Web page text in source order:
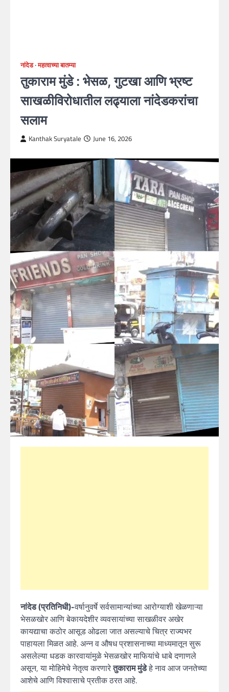
नांदेड महत्वाच्या बातम्या
तुकाराम मुंडे : भेसळ, गुटखा आणि भ्रष्ट
साखळीविरोधातील लढ्याला नांदेडकरांचा
सलाम
Kanthak Suryatale June 16, 2026
नांदेड (प्रतिनिधी)-वर्षानुवर्षे सर्वसामान्यांच्या आरोग्याशी खेळणाऱ्या
भेसळखोर आणि बेकायदेशीर व्यवसायांच्या साखळीवर अखेर
कायद्याचा कठोर आसूड ओढला जात असल्याचे चित्र राज्यभर
पाहायला मिळत आहे. अन्न व औषध प्रशासनाच्या माध्यमातून सुरू
असलेल्या धडक कारवायांमुळे भेसळखोर माफियांचे धाबे दणाणले
असून, या मोहिमेचे नेतृत्व करणारेतुकाराम मुंडेहे नाव आज जनतेच्या
आशेचे आणि विश्वासाचे प्रतीक ठरत आहे.